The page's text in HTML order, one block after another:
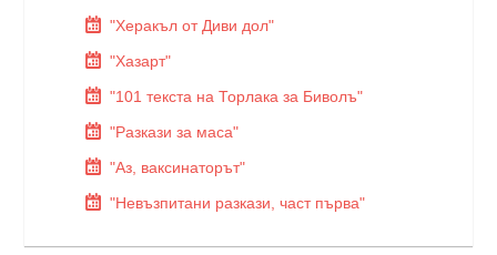
"Херакъл от Диви дол"
"Хазарт"
"101 текста на Торлака за Биволъ"
"Разкази за маса"
"Аз, ваксинаторът"
"Невъзпитани разкази, част първа"